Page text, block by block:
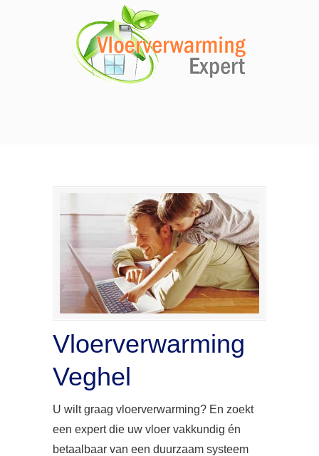
Vloerverwarming
Veghel
U wilt graag vloerverwarming? En zoekt
een expert die uw vloer vakkundig én
betaalbaar van een duurzaam systeem